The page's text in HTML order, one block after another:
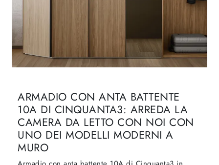
ARMADIO CON ANTA BATTENTE
10A DI CINQUANTA3: ARREDA LA
CAMERA DA LETTO CON NOI CON
UNO DEI MODELLI MODERNI A
MURO